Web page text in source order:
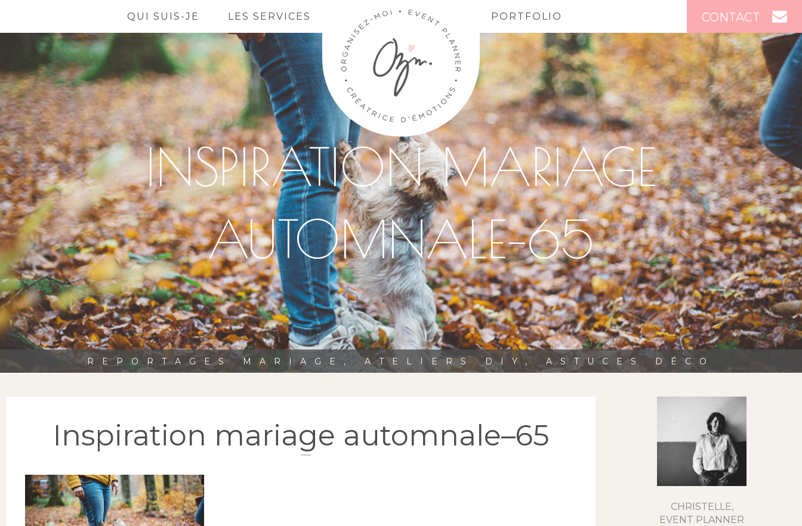
CONTACT
QUI SUIS-JE LES SERVICES PORTFOLIO
INSPIRATION MARIAGE
AUTOMNALE–65
REPORTAGES MARIAGE, ATELIERS DIY, ASTUCES DÉCO
Inspiration mariage automnale–65
CHRISTELLE,
EVENT PLANNER